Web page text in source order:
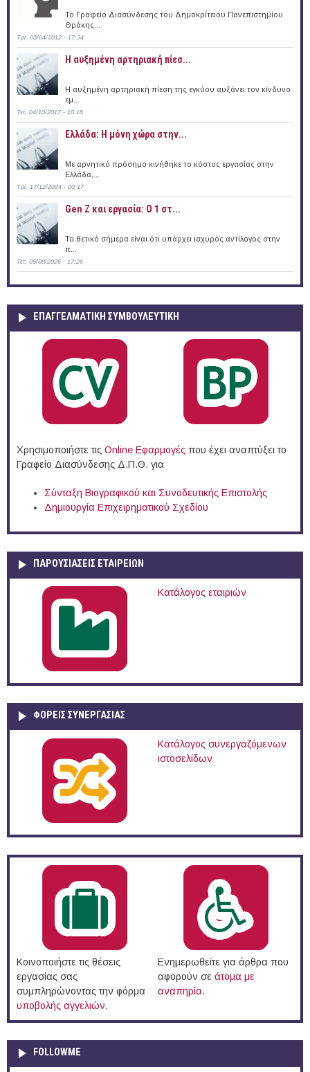
Το Γραφείο Διασύνδεσης του Δημοκρίτειου Πανεπιστημίου
Θράκης...
Τρί, 03/04/2012 - 17:34
Η αυξημένη αρτηριακή πίεσ...
Η αυξημένη αρτηριακή πίεση της εγκύου αυξάνει τον κίνδυνο
εμ...
Τετ, 04/10/2017 - 10:18
Ελλάδα: Η μόνη χώρα στην...
Με αρνητικό πρόσημο κινήθηκε το κόστος εργασίας στην
Ελλάδα,...
Τρί, 17/12/2024 - 00:17
Gen Z και εργασία: Ο 1 στ...
Το θετικό σήμερα είναι ότι υπάρχει ισχυρός αντίλογος στην
π...
Τετ, 05/08/2026 - 17:26
ΕΠΑΓΓΕΛΜΑΤΙΚΉ ΣΥΜΒΟΥΛΕΥΤΙΚΉ
Χρησιμοποιήστε τις Online Eφαρμογές που έχει αναπτύξει το
Γραφείο Διασύνδεσης Δ.Π.Θ. για
Σύνταξη Βιογραφικού και Συνοδευτικής Επιστολής
Δημιουργία Επιχειρηματικού Σχεδίου
ΠΑΡΟΥΣΙΆΣΕΙΣ ΕΤΑΙΡΕΙΏΝ
Κατάλογος εταιριών
ΦΟΡΕΙΣ ΣΥΝΕΡΓΑΣΙΑΣ
Κατάλογος συνεργαζόμενων
ιστοσελίδων
Κοινοποιήστε τις θέσεις
εργασίας σας
συμπληρώνοντας την φόρμα
υποβολής αγγελιών.
Ενημερωθείτε για άρθρα που
αφορούν σε άτομα με
αναπηρία.
FOLLOWME